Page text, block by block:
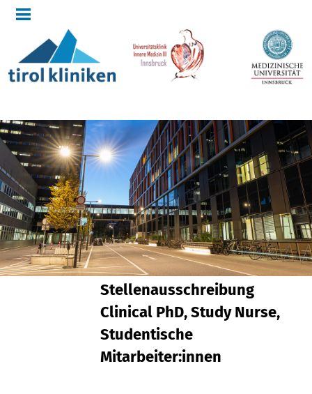
Stellenausschreibung
Clinical PhD, Study Nurse,
Studentische
Mitarbeiter:innen